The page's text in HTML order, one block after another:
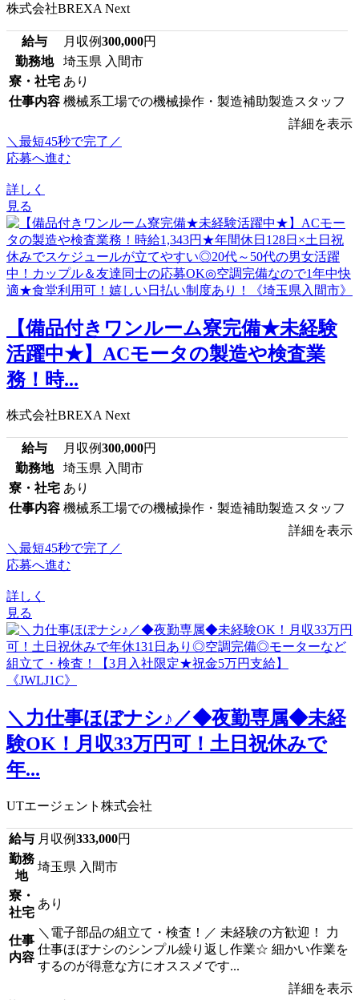
株式会社BREXA Next
給与 月収例300,000円
勤務地
埼玉県 入間市
寮・社宅 あり
仕事内容 機械系工場での機械操作・製造補助製造スタッフ
詳細を表示
＼最短45秒で完了／
応募へ進む
詳しく
見る
【備品付きワンルーム寮完備★未経験
活躍中★】ACモータの製造や検査業
務！時...
株式会社BREXA Next
給与 月収例300,000円
勤務地
埼玉県 入間市
寮・社宅 あり
仕事内容 機械系工場での機械操作・製造補助製造スタッフ
詳細を表示
＼最短45秒で完了／
応募へ進む
詳しく
見る
＼力仕事ほぼナシ♪／◆夜勤専属◆未経
験OK！月収33万円可！土日祝休みで
年...
UTエージェント株式会社
給与 月収例333,000円
勤務
地
埼玉県 入間市
寮・
社宅
あり
仕事
内容
＼電子部品の組立て・検査！／ 未経験の方歓迎！ 力
仕事ほぼナシのシンプル繰り返し作業☆ 細かい作業を
するのが得意な方にオススメです...
詳細を表示